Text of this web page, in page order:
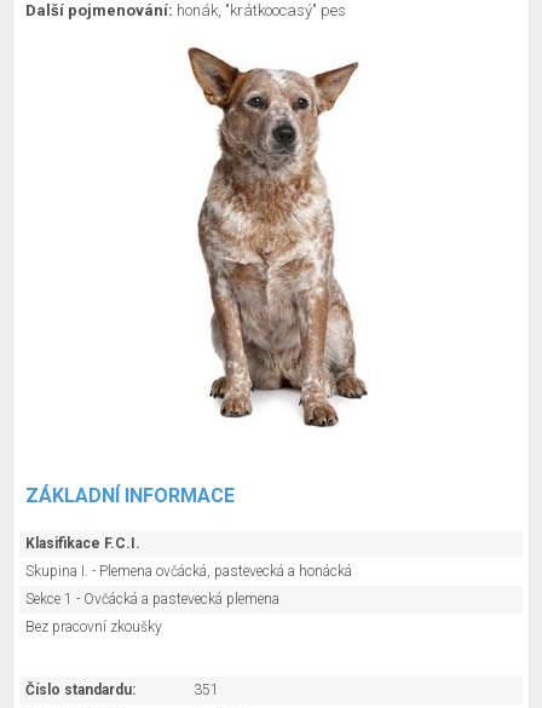
Další pojmenování: honák, "krátkoocasý" pes
ZÁKLADNÍ INFORMACE
Klasifikace F.C.I.
Skupina I. - Plemena ovčácká, pastevecká a honácká
Sekce 1 - Ovčácká a pastevecká plemena
Bez pracovní zkoušky
Číslo standardu:
351